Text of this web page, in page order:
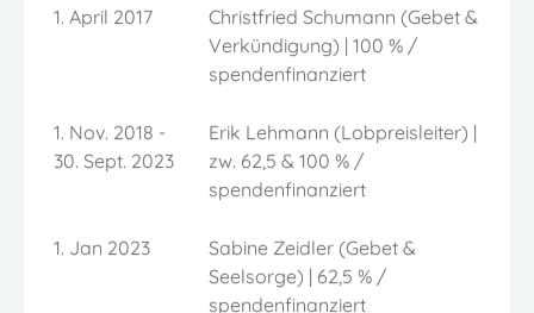
1. April 2017
Christfried Schumann (Gebet &
Verkündigung) | 100 % /
spendenfinanziert
1. Nov. 2018 -
30. Sept. 2023
Erik Lehmann (Lobpreisleiter) |
zw. 62,5 & 100 % /
spendenfinanziert
1. Jan 2023
Sabine Zeidler (Gebet &
Seelsorge) | 62,5 % /
spendenfinanziert